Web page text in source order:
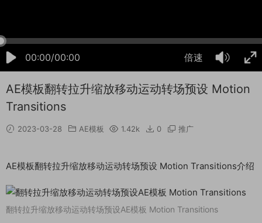
00:00/00:00 倍速
AE模板翻转拉升缩放移动运动转场预设 Motion
Transitions
2023-03-28 AE模板 1.42k 0 推广
AE模板翻转拉升缩放移动运动转场预设 Motion Transitions介绍
翻转拉升缩放移动运动转场预设AE模板 Motion Transitions